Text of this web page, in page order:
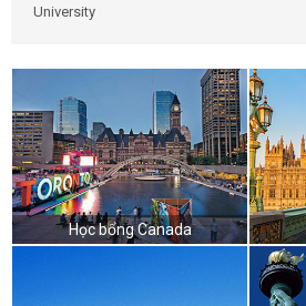
University
Học bổng Canada